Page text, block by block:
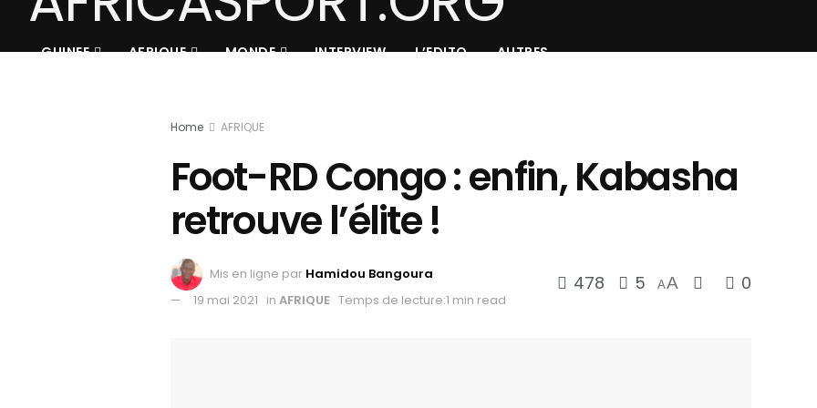
GUINEE AFRIQUE MONDE INTERVIEW L’EDITO AUTRES
Home AFRIQUE
Foot-RD Congo : enfin, Kabasha
retrouve l’élite !
Mis en ligne par Hamidou Bangoura
19 mai 2021 in AFRIQUE Temps de lecture:1 min read
478 5 AA 0